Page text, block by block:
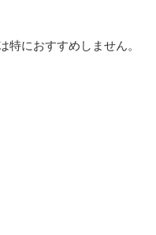
におすすめしません。